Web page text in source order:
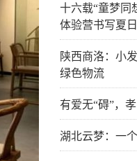
十六载“童梦同
体验营书写夏
陕西商洛：小
绿色物流
有爱无“碍”，
湖北云梦：一